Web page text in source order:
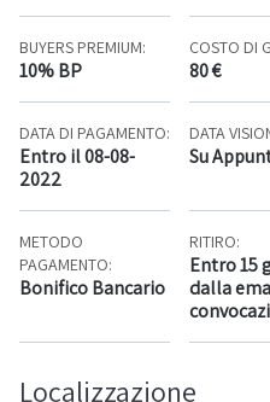
BUYERS PREMIUM:
10% BP
COSTO DI
80 €
DATA DI PAGAMENTO:
Entro il 08-08-
2022
DATA
Su
METODO
PAGAMENTO:
Bonifico Bancario
RITIRO:
Entro 15
dalla
Localizzazione